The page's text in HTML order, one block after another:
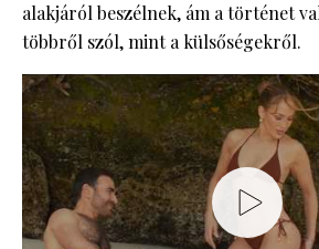
alakjáról beszélnek, ám a történet
többről szól, mint a külsőségekről.